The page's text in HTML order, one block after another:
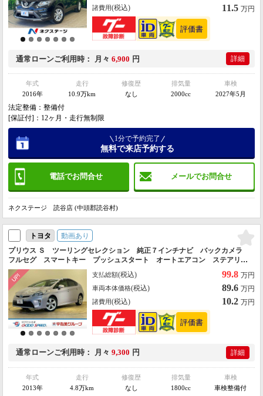
諸費用(税込) 11.5 万円
通常ローンご利用時 月々 6,900 円 詳細
年式
2016年
走行
10.9万km
修復歴
なし
排気量
2000cc
車検
2027年5月
法定整備：整備付
[保証付]：12ヶ月・走行無制限
電話でお問合せ メールでお問合せ
1分で予約完了
無料で来店予約する
ネクステージ 読谷店 (中頭郡読谷村)
トヨタ
動画あり
プリウス Ｓ ツーリングセレクション 純正７インチナビ バックカメラ
フルセグ スマートキー プッシュスタート オートエアコン ステアリン
グスイッチ 純正アルミホイール 白シート 本土仕入れ ＥＴＣ 電動ミ
ラー エコモード ＣＤ／ＤＶＤ
支払総額(税込) 99.8 万円
車両本体価格(税込) 89.6 万円
諸費用(税込) 10.2 万円
通常ローンご利用時 月々 9,300 円 詳細
年式
2013年
走行
4.8万km
修復歴
なし
排気量
1800cc
車検
車検整備付